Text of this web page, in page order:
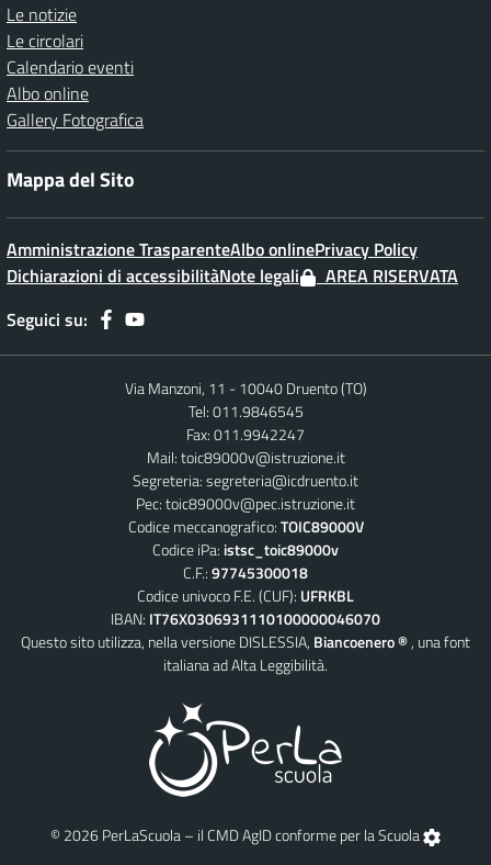
Le notizie
Le circolari
Calendario eventi
Albo online
Gallery Fotografica
Mappa del Sito
Amministrazione TrasparenteAlbo onlinePrivacy Policy
Dichiarazioni di accessibilitàNote legali
AREA RISERVATA
Seguici su:
Via Manzoni, 11 - 10040 Druento (TO)
Tel: 011.9846545
Fax: 011.9942247
Mail:toic89000v@istruzione.it
Segreteria:segreteria@icdruento.it
Pec:toic89000v@pec.istruzione.it
Codice meccanografico:TOIC89000V
Codice iPa: istsc_toic89000v
C.F.:97745300018
Codice univoco F.E. (CUF): UFRKBL
IBAN: IT76X0306931110100000046070
Questo sito utilizza, nella versione DISLESSIA, Biancoenero ®, una font
italiana ad Alta Leggibilità.
© 2026 PerLaScuola – il CMD AgID conforme per la Scuola